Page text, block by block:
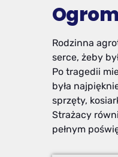
Rodzinna
serce, żeby
Po tragedii
była
sprzęty,
Strażacy
pełnym